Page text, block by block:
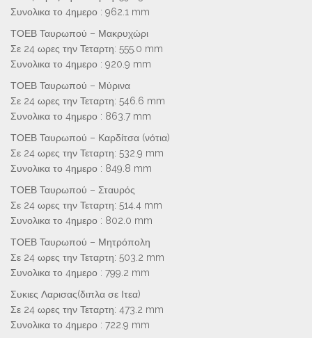
Συνολικα το 4ημερο : 962.1 mm
ΤΟΕΒ Ταυρωπού – Μακρυχώρι
Σε 24 ωρες την Τεταρτη: 555.0 mm
Συνολικα το 4ημερο : 920.9 mm
ΤΟΕΒ Ταυρωπού – Μύρινα
Σε 24 ωρες την Τεταρτη: 546.6 mm
Συνολικα το 4ημερο : 863.7 mm
ΤΟΕΒ Ταυρωπού – Καρδίτσα (νότια)
Σε 24 ωρες την Τεταρτη: 532.9 mm
Συνολικα το 4ημερο : 849.8 mm
ΤΟΕΒ Ταυρωπού – Σταυρός
Σε 24 ωρες την Τεταρτη: 514.4 mm
Συνολικα το 4ημερο : 802.0 mm
ΤΟΕΒ Ταυρωπού – Μητρόπολη
Σε 24 ωρες την Τεταρτη: 503.2 mm
Συνολικα το 4ημερο : 799.2 mm
Συκιες Λαρισας(διπλα σε Ιτεα)
Σε 24 ωρες την Τεταρτη: 473.2 mm
Συνολικα το 4ημερο : 722.9 mm